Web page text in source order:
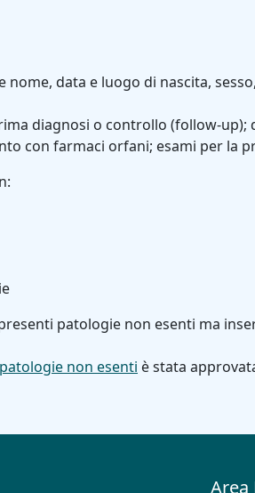
e nome, data e luogo di nascita,
diagnosi o controllo (follow-
con farmaci orfani; esami per la
patologie non esenti ma
non esenti è stata
Area